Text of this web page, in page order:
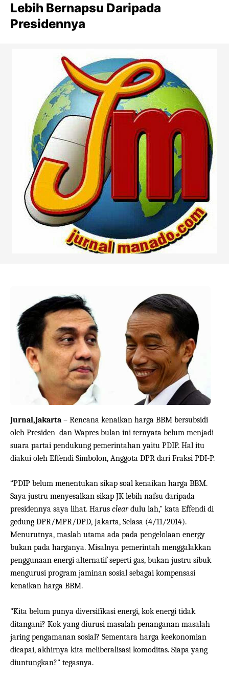
Lebih Bernapsu Daripada
Presidennya
Jurnal,Jakarta – Rencana kenaikan harga BBM bersubsidi
oleh Presiden dan Wapres bulan ini ternyata belum menjadi
suara partai pendukung pemerintahan yaitu PDIP. Hal itu
diakui oleh Effendi Simbolon, Anggota DPR dari Fraksi PDI-P.
“PDIP belum menentukan sikap soal kenaikan harga BBM.
Saya justru menyesalkan sikap JK lebih nafsu daripada
presidennya saya lihat. Harus cleardulu lah," kata Effendi di
gedung DPR/MPR/DPD, Jakarta, Selasa (4/11/2014).
Menurutnya, maslah utama ada pada pengelolaan energy
bukan pada harganya. Misalnya pemerintah menggalakkan
penggunaan energi alternatif seperti gas, bukan justru sibuk
mengurusi program jaminan sosial sebagai kompensasi
kenaikan harga BBM.
"Kita belum punya diversifikasi energi, kok energi tidak
ditangani? Kok yang diurusi masalah penanganan masalah
jaring pengamanan sosial? Sementara harga keekonomian
dicapai, akhirnya kita meliberalisasi komoditas. Siapa yang
diuntungkan?" tegasnya.